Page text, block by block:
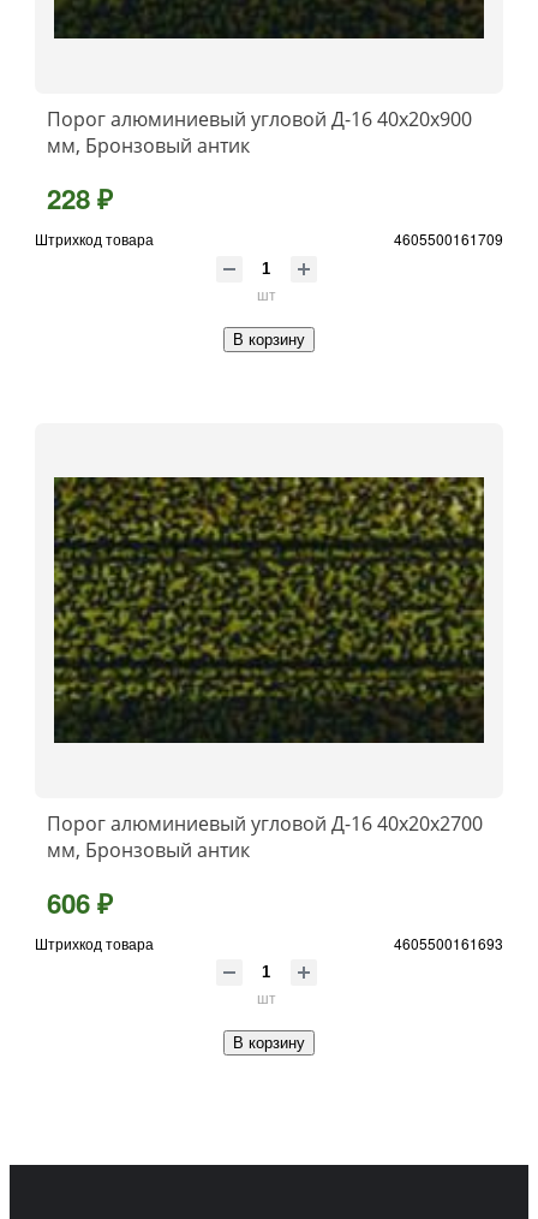
Порог алюминиевый угловой Д-16 40x20x900
мм, Бронзовый антик
228 ₽
Штрихкод товара 4605500161709
шт
В корзину
Порог алюминиевый угловой Д-16 40x20x2700
мм, Бронзовый антик
606 ₽
Штрихкод товара 4605500161693
шт
В корзину